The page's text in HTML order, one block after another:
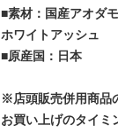
■素材：国産アオダモ
ホワイトアッシュ
■原産国：日本
※店頭販売併用商品
お買い上げのタイミ